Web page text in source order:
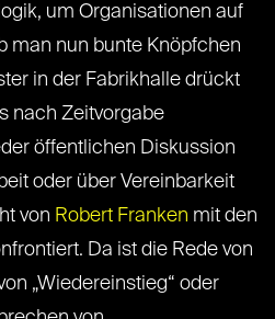
um Organisationen auf
man nun bunte Knöpfchen
in der Fabrikhalle drückt
nach Zeitvorgabe
öffentlichen Diskussion
oder über Vereinbarkeit
von Robert Franken mit den
Da ist die Rede von
„Wiedereinstieg“ oder